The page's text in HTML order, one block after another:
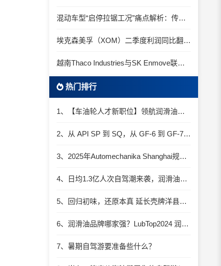
混动车型“启停拉锯工况”痛点解析：传统机油为何频繁出现油泥堆积？
埃克森美孚（XOM）二季度利润同比翻倍 创2022年以来新高
越南Thaco Industries与SK Enmove联手合作润滑油
热门排行
1、【车油轮人才新职位】领航润滑油优质职位招聘
2、从 API SP 到 SQ，从 GF-6 到 GF-7：润滑油技术壁垒再升高，你准备好了吗？
3、2025年Automechanika Shanghai规模再度扩大：首次启用国家会展中心（上海）全部15个展馆
4、日均1.3亿人次自驾潮来袭，润滑油行业解锁增长新密码​
5、回归初味，还原本真 延长壳牌洋县踏春自驾游
6、润滑油品牌哪家强？LubTop2024 润滑油总评榜荣耀张榜
7、暑期自驾游要准备些什么？